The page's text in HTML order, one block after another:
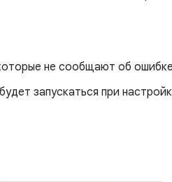
не сообщают об
запускаться при